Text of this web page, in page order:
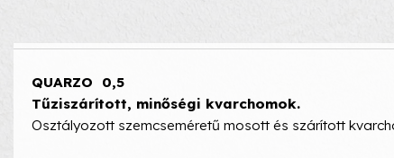
QUARZO 0,5
Tűziszárított, minőségi kvarchomok.
Osztályozott szemcseméretű mosott és szárított